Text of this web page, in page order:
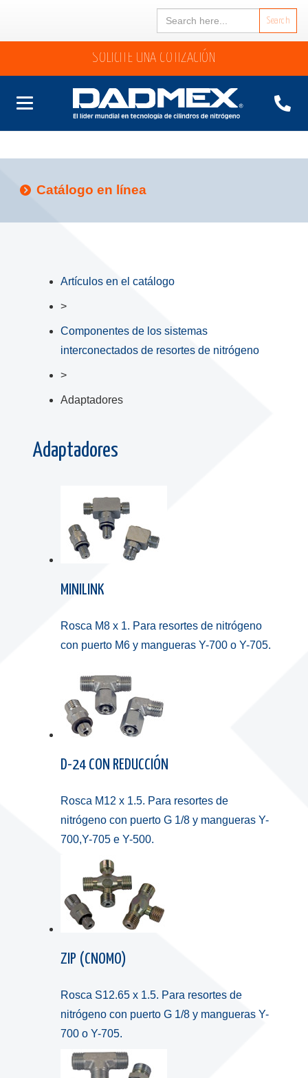
Search
for:
SOLICITE UNA COTIZACIÓN
Catálogo en línea
Artículos en el catálogo
>
Componentes de los sistemas
interconectados de resortes de nitrógeno
>
Adaptadores
Adaptadores
MINILINK
Rosca M8 x 1. Para resortes de nitrógeno
con puerto M6 y mangueras Y-700 o Y-705.
D-24 CON REDUCCIÓN
Rosca M12 x 1.5. Para resortes de
nitrógeno con puerto G 1/8 y mangueras Y-
700,Y-705 e Y-500.
ZIP (CNOMO)
Rosca S12.65 x 1.5. Para resortes de
nitrógeno con puerto G 1/8 y mangueras Y-
700 o Y-705.